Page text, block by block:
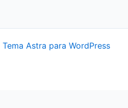
Tema Astra para WordPress